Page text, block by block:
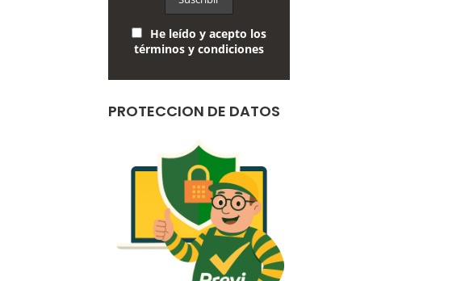
He leído y acepto los
términos y condiciones
PROTECCION DE DATOS